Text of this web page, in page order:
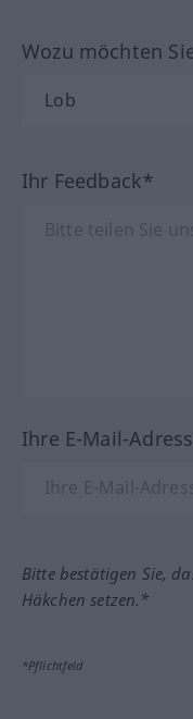
Wozu möchten
Ihr Feedback*
Ihre E-Mail-
Bitte bestätigen Sie,
Häkchen setzen.*
*Pflichtfeld